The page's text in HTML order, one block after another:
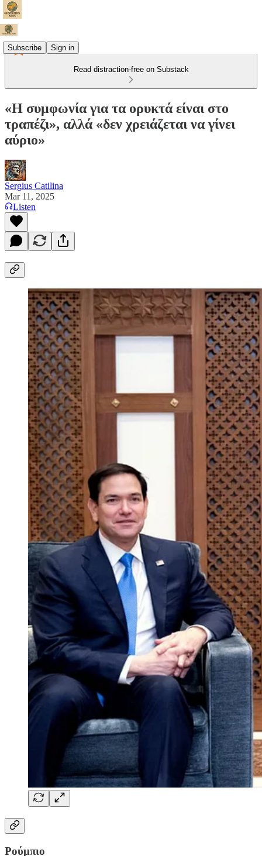
Subscribe Sign in
Read distraction-free on Substack
«Η συμφωνία για τα ορυκτά είναι στο
τραπέζι», αλλά «δεν χρειάζεται να γίνει
αύριο»
Sergius Catilina
Mar 11, 2025
Listen
Ρούμπιο